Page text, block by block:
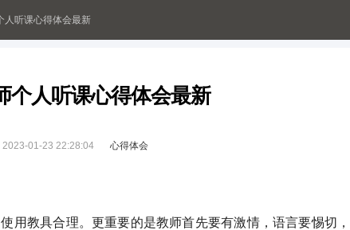
人听课心得体会最新
个人听课心得体会最新
2023-01-23 22:28:04 心得体会
用教具合理。更重要的是教师首先要有激情，语言要惕切，